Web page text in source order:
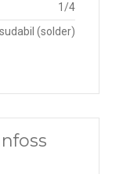
1/4
sudabil (solder)